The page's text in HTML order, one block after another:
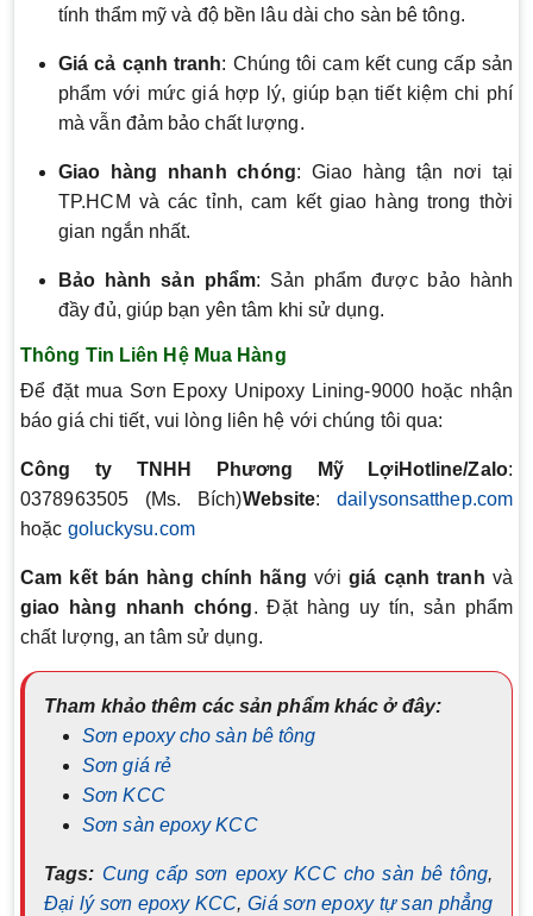
tính thẩm mỹ và độ bền lâu dài cho sàn bê tông.
Giá cả cạnh tranh: Chúng tôi cam kết cung cấp sản
phẩm với mức giá hợp lý, giúp bạn tiết kiệm chi phí
mà vẫn đảm bảo chất lượng.
Giao hàng nhanh chóng: Giao hàng tận nơi tại
TP.HCM và các tỉnh, cam kết giao hàng trong thời
gian ngắn nhất.
Bảo hành sản phẩm: Sản phẩm được bảo hành
đầy đủ, giúp bạn yên tâm khi sử dụng.
Thông Tin Liên Hệ Mua Hàng
Để đặt mua Sơn Epoxy Unipoxy Lining-9000 hoặc nhận
báo giá chi tiết, vui lòng liên hệ với chúng tôi qua:
Công ty TNHH Phương Mỹ LợiHotline/Zalo:
0378963505 (Ms. Bích)Website:dailysonsatthep.com
hoặc goluckysu.com
Cam kết bán hàng chính hãng vớigiá cạnh tranh và
giao hàng nhanh chóng. Đặt hàng uy tín, sản phẩm
chất lượng, an tâm sử dụng.
Tham khảo thêm các sản phẩm khác ở đây:
Sơn epoxy cho sàn bê tông
Sơn giá rẻ
Sơn KCC
Sơn sàn epoxy KCC
Tags: Cung cấp sơn epoxy KCC cho sàn bê tông,
Đại lý sơn epoxy KCC,Giá sơn epoxy tự san phẳng